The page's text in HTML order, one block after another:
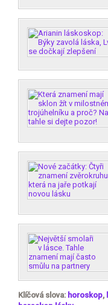
Klíčová slova: horoskop,